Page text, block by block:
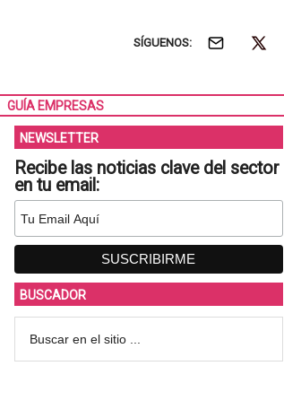
SÍGUENOS:
GUÍA EMPRESAS
NEWSLETTER
Recibe las noticias clave del sector
en tu email:
BUSCADOR